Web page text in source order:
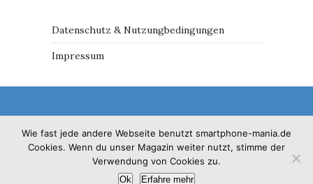
Datenschutz & Nutzungbedingungen
Impressum
© 2017 - Solo Pine. All Rights Reserved. Designed &
Developed bySoloPine.com
Wie fast jede andere Webseite benutzt smartphone-mania.de
Cookies. Wenn du unser Magazin weiter nutzt, stimme der
Verwendung von Cookies zu.
Ok Erfahre mehr